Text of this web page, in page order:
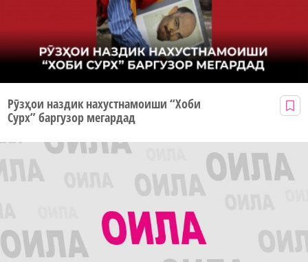
Рӯзҳои наздик нахустнамоиши “Хоби
Сурх” баргузор мегардад